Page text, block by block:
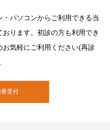
パソコンからご利用できる当
ります。初診の方も利用でき
お気軽にご利用ください(再診
受付